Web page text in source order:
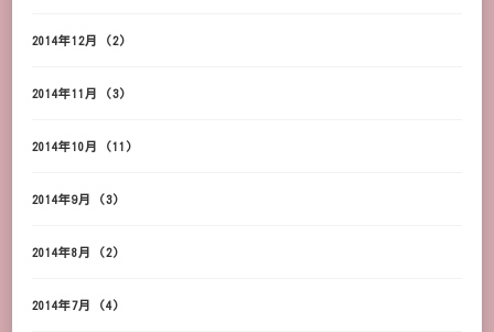
2014年12月 (2)
2014年11月 (3)
2014年10月 (11)
2014年9月 (3)
2014年8月 (2)
2014年7月 (4)